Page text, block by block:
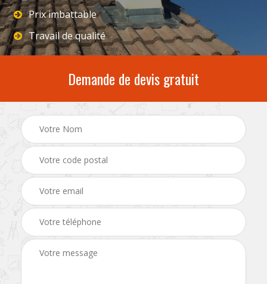
Prix imbattable
Travail de qualité
Demande de devis gratuit